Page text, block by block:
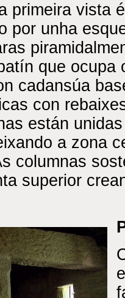
primeira vista
por unha
que ocupa
cadansúa
con
están
a zona
columnas
superior